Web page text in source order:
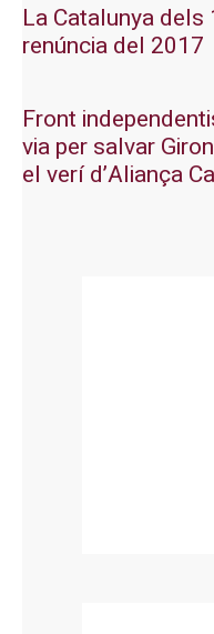
La Catalunya
renúncia del 2017
Front
via per salvar
el verí d’Aliança